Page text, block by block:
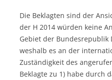
Die Beklagten sind der
der H 2014 würden keine
Gebiet der
weshalb es an der
Zuständigkeit des
Beklagte zu 1) habe durch